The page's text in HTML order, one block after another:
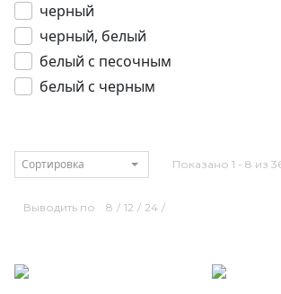
черный
черный, белый
белый с песочным
белый с черным
Сортировка Показано 1 - 8 из
Выводить по 8 / 12 / 24 /